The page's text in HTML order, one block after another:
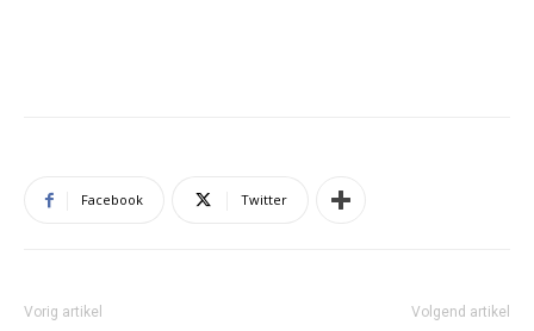
Facebook Twitter
Vorig artikel Volgend artikel